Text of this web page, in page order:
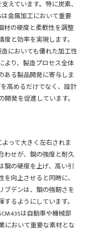
えています。特に炭素、
金属加工において重要
材の硬度と柔軟性を調整
と効率を実現します。
においても優れた加工性
より、製造プロセス全体
ある製品開発に寄与しま
高めるだけでなく、設計
発を促進しています。
って大きく左右されま
わせが、鋼の強度と耐久
鋼の硬度を上げ、高い引
向上させると同時に、
ブデンは、鋼の強靭さを
るようにしています。
は自動車や機械部
において重要な素材とな